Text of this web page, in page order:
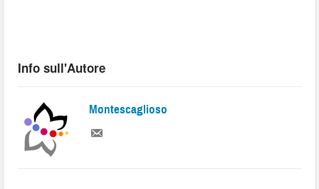
Info sull'Autore
Montescaglioso